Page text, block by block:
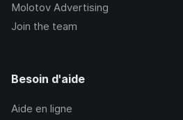
Molotov Advertising
Join the team
Besoin d'aide
Aide en ligne